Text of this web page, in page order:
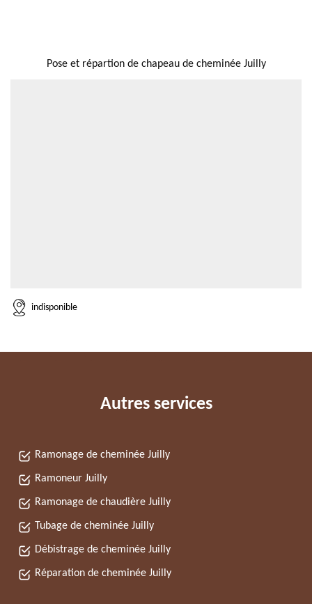
Pose et répartion de chapeau de cheminée Juilly
indisponible
Autres services
Ramonage de cheminée Juilly
Ramoneur Juilly
Ramonage de chaudière Juilly
Tubage de cheminée Juilly
Débistrage de cheminée Juilly
Réparation de cheminée Juilly